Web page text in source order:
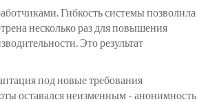
Гибкость системы позволила
несколько раз для повышения
Это результат
под новые требования
оставался неизменным - анонимность